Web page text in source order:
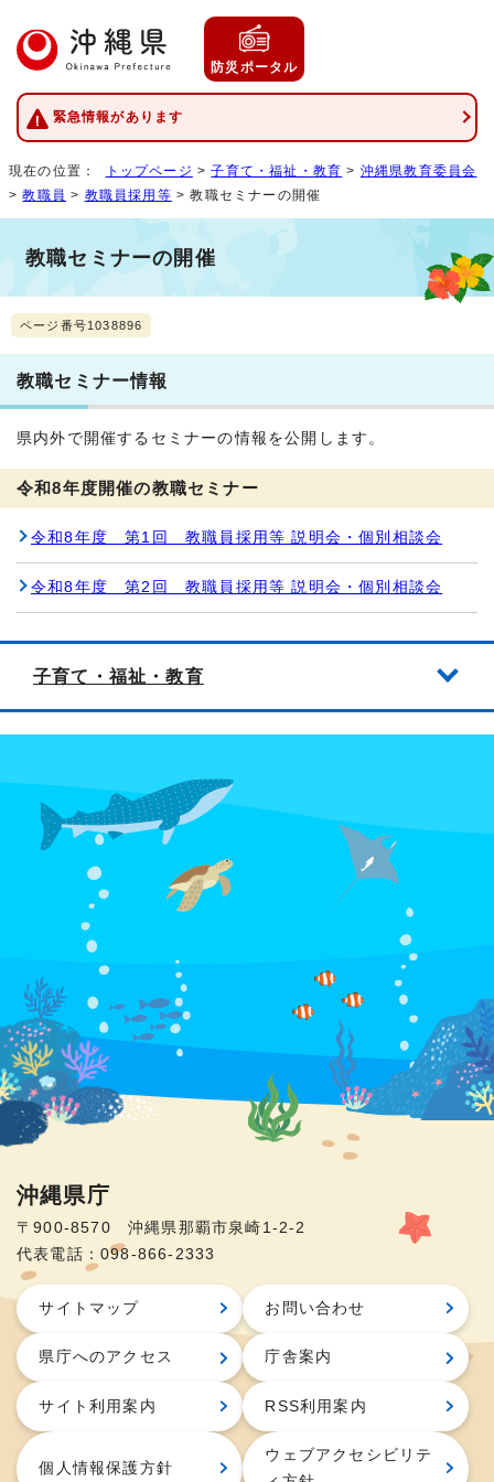
防災ポータル
緊急情報があります
現在の位置： トップページ >子育て・福祉・教育 > 沖縄県教育委員会
>教職員 > 教職員採用等 > 教職セミナーの開催
教職セミナーの開催
ページ番号1038896
教職セミナー情報
県内外で開催するセミナーの情報を公開します。
令和8年度開催の教職セミナー
令和8年度 第1回 教職員採用等 説明会・個別相談会
令和8年度 第2回 教職員採用等 説明会・個別相談会
子育て・福祉・教育
沖縄県庁
〒900-8570 沖縄県那覇市泉崎1-2-2
代表電話：098-866-2333
サイトマップ お問い合わせ
県庁へのアクセス 庁舎案内
サイト利用案内 RSS利用案内
個人情報保護方針
ウェブアクセシビリテ